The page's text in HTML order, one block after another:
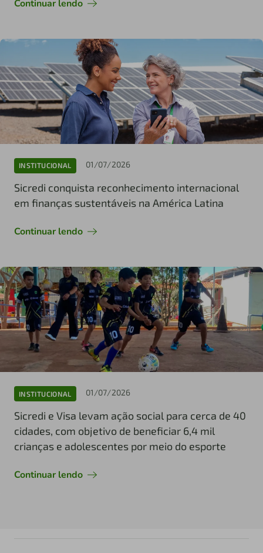
Continuar lendo
INSTITUCIONAL 01/07/2026
Sicredi conquista reconhecimento internacional
em finanças sustentáveis na América Latina
Continuar lendo
INSTITUCIONAL 01/07/2026
Sicredi e Visa levam ação social para cerca de 40
cidades, com objetivo de beneficiar 6,4 mil
crianças e adolescentes por meio do esporte
Continuar lendo